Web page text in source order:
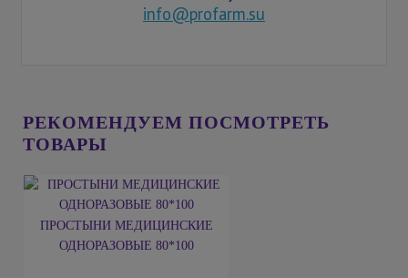
info@profarm.su
РЕКОМЕНДУЕМ ПОСМОТРЕТЬ
ТОВАРЫ
ПРОСТЫНИ МЕДИЦИНСКИЕ
ОДНОРАЗОВЫЕ 80*100